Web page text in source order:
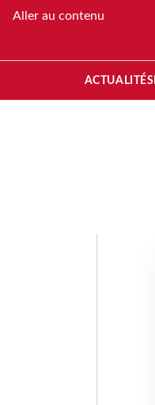
Aller au contenu
ACTUALITÉS